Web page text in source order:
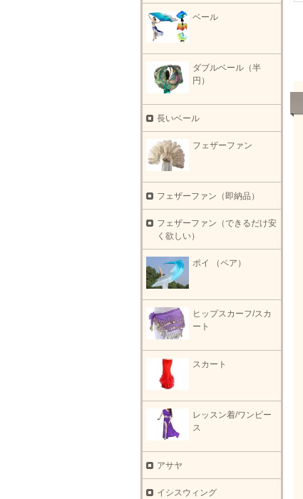
ベール
ダブルベール（半
円）
長いベール
フェザーファン
フェザーファン（即納品）
フェザーファン（できるだけ安
く欲しい）
ポイ （ペア）
ヒップスカーフ/スカ
ート
スカート
レッスン着/ワンピー
ス
アサヤ
イシスウィング